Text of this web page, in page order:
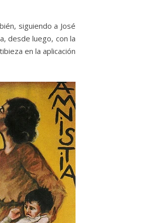
siguiendo a José
desde luego, con la
en la aplicación